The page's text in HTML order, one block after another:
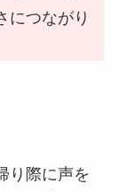
につながり
り際に声を